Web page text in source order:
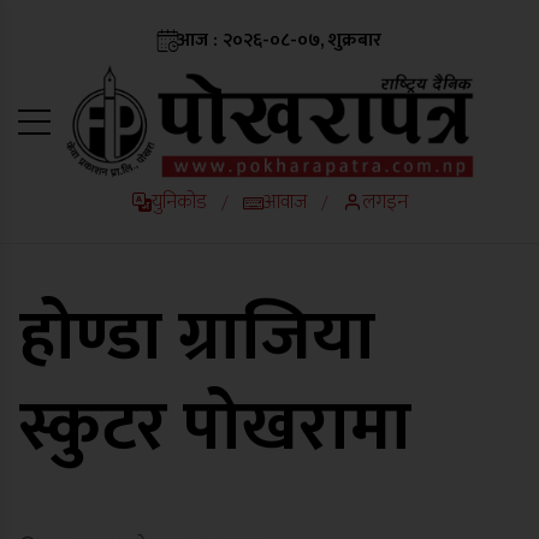
आज : २०२६-०८-०७, शुक्रबार
युनिकोड / आवाज / लगइन
होण्डा ग्राजिया
स्कुटर पोखरामा